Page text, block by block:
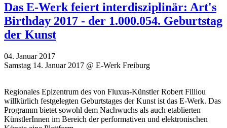
Das E-Werk feiert interdisziplinär: Art's
Birthday 2017 - der 1.000.054. Geburtstag
der Kunst
04. Januar 2017
Samstag 14. Januar 2017 @ E-Werk Freiburg
Regionales Epizentrum des von Fluxus-Künstler Robert Filliou
willkürlich festgelegten Geburtstages der Kunst ist das E-Werk. Das
Programm bietet sowohl dem Nachwuchs als auch etablierten
KünstlerInnen im Bereich der performativen und elektronischen